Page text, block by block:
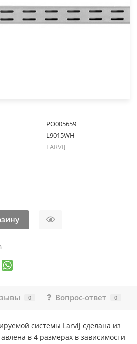
PO005659
L9015WH
LARVIJ
0 Вопрос-ответ 0
системы Larvij сделана из
в 4 размерах в зависимости